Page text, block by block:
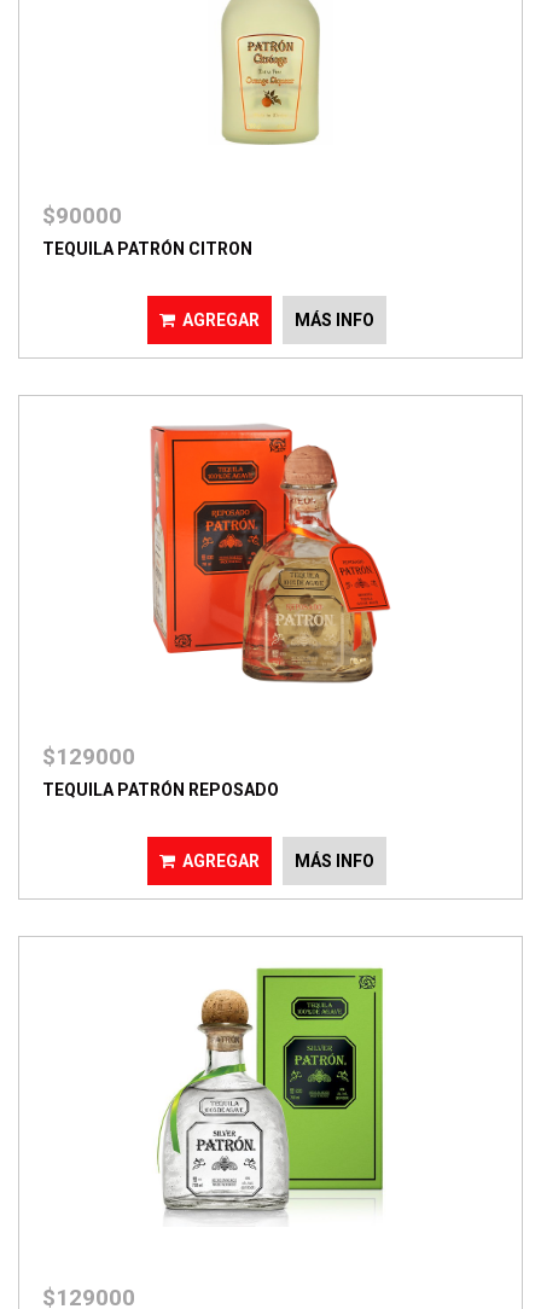
$90000
TEQUILA PATRÓN CITRON
AGREGAR MÁS INFO
$129000
TEQUILA PATRÓN REPOSADO
AGREGAR MÁS INFO
$129000